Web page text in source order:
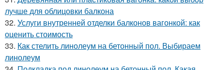
лучше для облицовки балкона
32. Услуги внутренней отделки балконов вагонкой: как
оценить стоимость
33. Как стелить линолеум на бетонный пол. Выбираем
линолеум